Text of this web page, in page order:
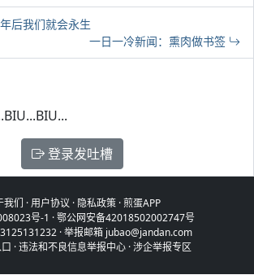
后我们就会永生
一日一冷新闻：熏肉做书签
登录发吐槽
我们 ·用户协议 · 隐私政策·煎蛋APP
号-1 ·鄂公网安备42018502002747号
· 举报邮箱 jubao@jandan.com
·违法和不良信息举报中心 ·涉企举报专区